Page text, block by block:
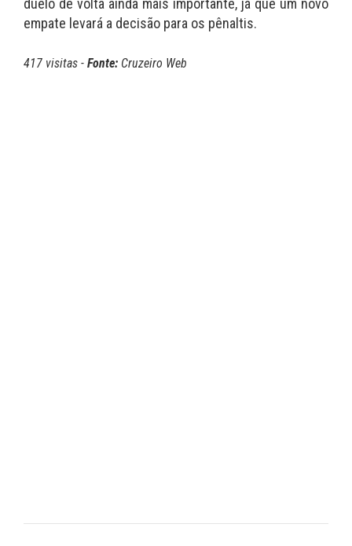
empate levará a decisão para os pênaltis.
417 visitas - Fonte: Cruzeiro Web